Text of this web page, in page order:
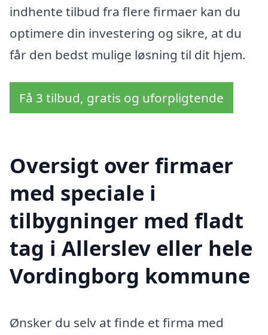
indhente tilbud fra flere firmaer kan du
optimere din investering og sikre, at du
får den bedst mulige løsning til dit hjem.
Få 3 tilbud, gratis og uforpligtende
Oversigt over firmaer
med speciale i
tilbygninger med fladt
tag i Allerslev eller hele
Vordingborg kommune
Ønsker du selv at finde et firma med